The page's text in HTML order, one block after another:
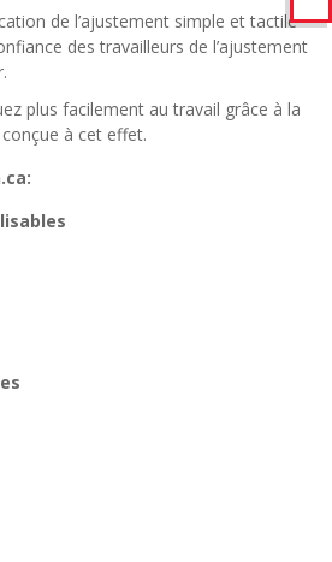
de l’ajustement simple et tactile
des travailleurs de l’ajustement
plus facilement au travail grâce à la
à cet effet.